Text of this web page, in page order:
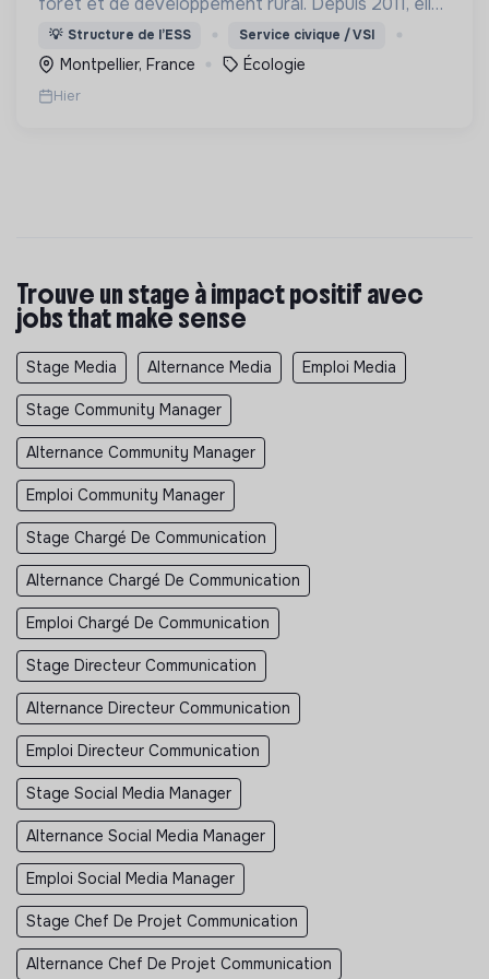
lutte pour la préservation de la forêt et de la
biodiversité en Colombie au Pérou et en France
💡 Structure de l’ESS Service civique / VSI
Montpellier, France Écologie
Hier
Trouve un stage à impact positif avec
jobs that make sense
Stage Media Alternance Media Emploi Media
Stage Community Manager
Alternance Community Manager
Emploi Community Manager
Stage Chargé De Communication
Alternance Chargé De Communication
Emploi Chargé De Communication
Stage Directeur Communication
Alternance Directeur Communication
Emploi Directeur Communication
Stage Social Media Manager
Alternance Social Media Manager
Emploi Social Media Manager
Stage Chef De Projet Communication
Alternance Chef De Projet Communication